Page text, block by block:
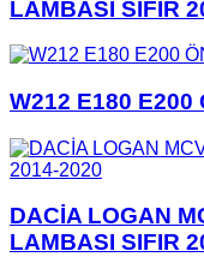
LAMBASI SIFIR
W212 E180 E200
DACİA LOGAN
LAMBASI SIFIR